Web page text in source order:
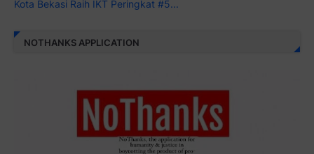
Kota Bekasi Raih IKT Peringkat #5...
NOTHANKS APPLICATION